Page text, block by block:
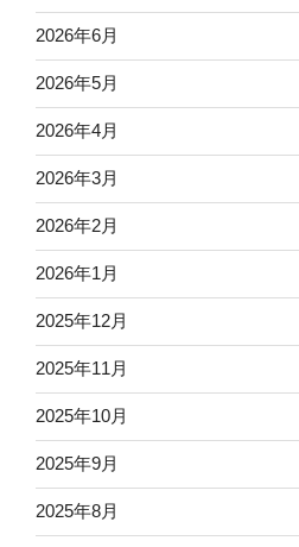
2026年6月
2026年5月
2026年4月
2026年3月
2026年2月
2026年1月
2025年12月
2025年11月
2025年10月
2025年9月
2025年8月